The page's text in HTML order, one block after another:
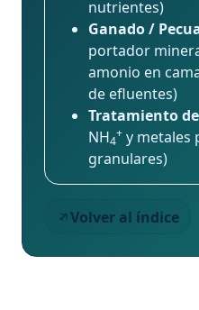
nutrientes)
Ganado /
portador
amonio en
de efluentes)
Tratamiento
NH4
+ y metales
granulares)
Volver al índice